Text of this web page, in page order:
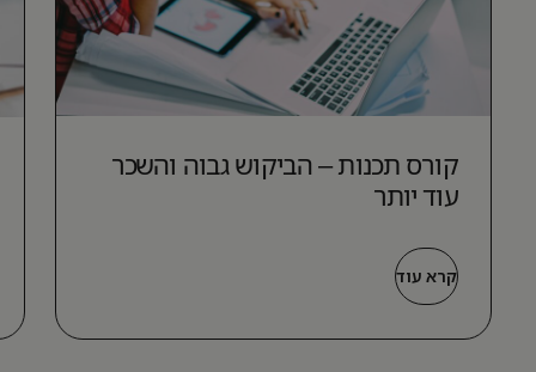
קורס תכנות – הביקוש גבוה והשכר
עוד יותר
קרא עוד